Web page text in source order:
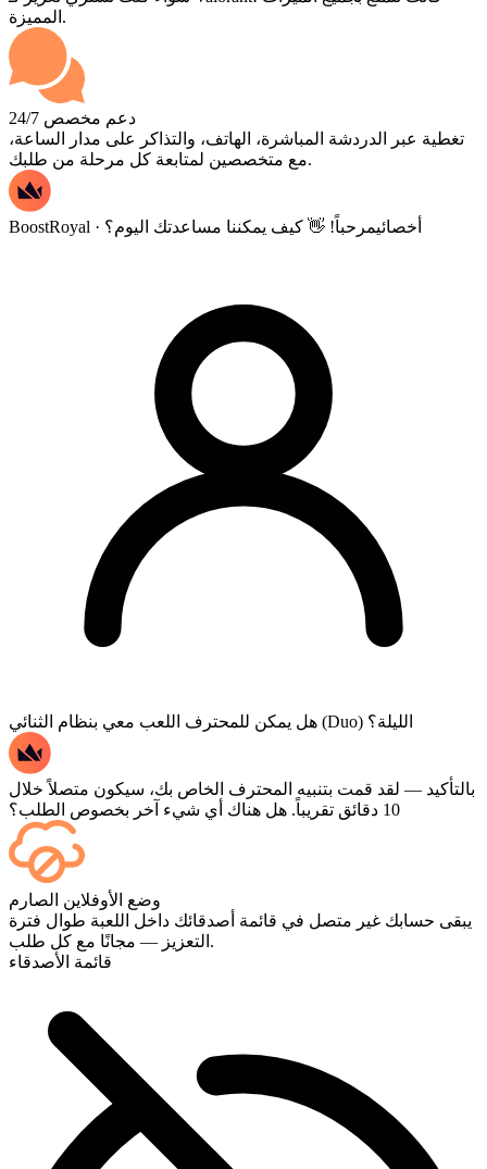
المميزة.
دعم مخصص 24/7
تغطية عبر الدردشة المباشرة، الهاتف، والتذاكر على مدار الساعة،
مع متخصصين لمتابعة كل مرحلة من طلبك.
BoostRoyal · أخصائيمرحباً! 👋 كيف يمكننا مساعدتك اليوم؟
هل يمكن للمحترف اللعب معي بنظام الثنائي (Duo) الليلة؟
بالتأكيد — لقد قمت بتنبيه المحترف الخاص بك، سيكون متصلاً خلال
10 دقائق تقريباً. هل هناك أي شيء آخر بخصوص الطلب؟
نعم، تظهر كل مباراة في لوحة التحكم الخاصة بك فور انتهائها، وإذا
كنت ترغب في مشاهدة المباريات نفسها، أضف خدمة البث
(Streaming) عند إتمام الدفع.
وضع الأوفلاين الصارم
يبقى حسابك غير متصل في قائمة أصدقائك داخل اللعبة طوال فترة
التعزيز — مجانًا مع كل طلب.
قائمة الأصدقاء